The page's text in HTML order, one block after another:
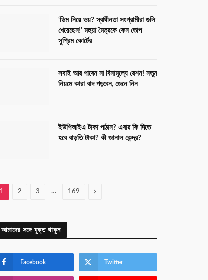
‘ডিম নিয়ে ভয়? স্বাধীনতা সংগ্রামীরা গুলি
খেয়েছেন!’ মহুয়া মৈত্রকে কেন তোপ
সুপ্রিম কোর্টের
সবাই আর পাবেন না বিনামূল্যে রেশন! নতুন
নিয়মে কারা বাদ পড়বেন, জেনে নিন
ইউপিআইএ টাকা পাঠান? এবার কি দিতে
হবে বাড়তি টাকা? কী জানাল কেন্দ্র?
1 2 3 … 169 Next
আমাদের সঙ্গে যুক্ত থাকুন
Facebook Twitter